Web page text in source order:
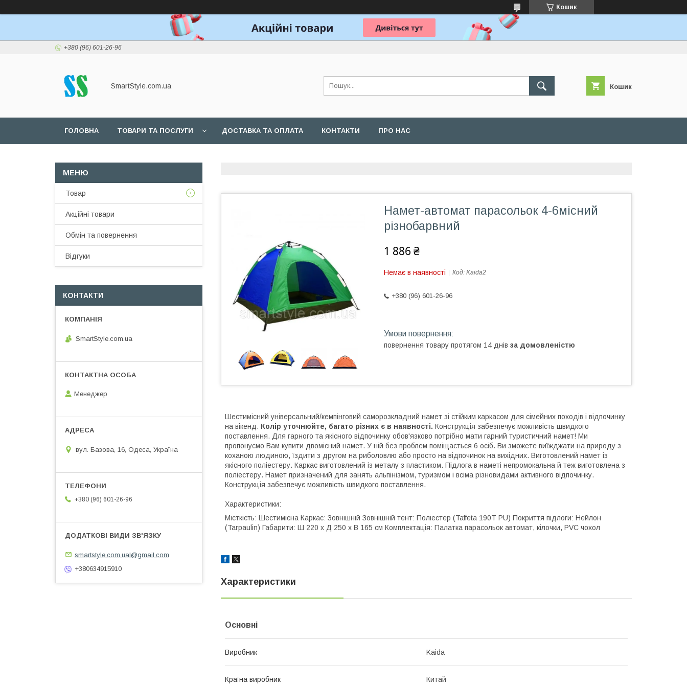
Кошик
+380 (96) 601-26-96
SmartStyle.com.ua Кошик
ГОЛОВНА ТОВАРИ ТА ПОСЛУГИ ДОСТАВКА ТА ОПЛАТА КОНТАКТИ ПРО НАС
Намет-автомат парасольок 4-6місний
різнобарвний
1 886 ₴
Немає в наявності Код: Kaida2
+380 (96) 601-26-96
повернення товару протягом 14 днів за домовленістю
Шестимісний універсальний/кемпінговий саморозкладний намет зі стійким каркасом для сімейних походів і відпочинку
на вікенд. Колір уточнюйте, багато різних є в наявності. Конструкція забезпечує можливість швидкого
поставлення. Для гарного та якісного відпочинку обов'язково потрібно мати гарний туристичний намет! Ми
пропонуємо Вам купити двомісний намет. У ній без проблем поміщається 6 осіб. Ви зможете виїжджати на природу з
коханою людиною, їздити з другом на риболовлю або просто на відпочинок на вихідних. Виготовлений намет із
якісного поліестеру. Каркас виготовлений із металу з пластиком. Підлога в наметі непромокальна й теж виготовлена з
поліестеру. Намет призначений для занять альпінізмом, туризмом і всіма різновидами активного відпочинку.
Конструкція забезпечує можливість швидкого поставлення.
Характеристики:
Місткість: Шестимісна Каркас: Зовнішній Зовнішній тент: Поліестер (Taffeta 190T PU) Покриття підлоги: Нейлон
(Tarpaulin) Габарити: Ш 220 х Д 250 х В 165 см Комплектація: Палатка парасольок автомат, кілочки, PVC чохол
Характеристики
Основні
Виробник Kaida
Країна виробник Китай
Товар
Акційні товари
Обмін та повернення
Відгуки
КОНТАКТИ
SmartStyle.com.ua
Менеджер
вул. Базова, 16, Одеса, Україна
+380 (96) 601-26-96
smartstyle.com.ual@gmail.com
+380634915910